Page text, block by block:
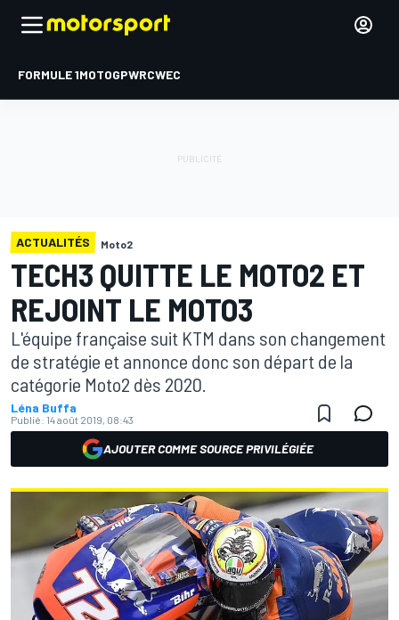
FORMULE 1MOTOGPWRCWEC
ACTUALITÉS Moto2
TECH3 QUITTE LE MOTO2 ET
REJOINT LE MOTO3
L'équipe française suit KTM dans son changement
de stratégie et annonce donc son départ de la
catégorie Moto2 dès 2020.
Léna Buffa
Publié: 14 août 2019, 08:43
AJOUTER COMME SOURCE PRIVILÉGIÉE